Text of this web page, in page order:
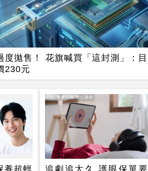
度拋售！ 花旗喊買「這封測」：目
230元
養超輕
PR
追劇追太久 護眼保單要
PR・安達人壽 安心護眼